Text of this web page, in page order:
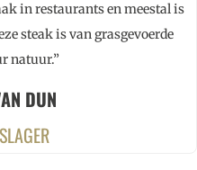
in restaurants en meestal is
steak is van grasgevoerde
natuur.”
DUN